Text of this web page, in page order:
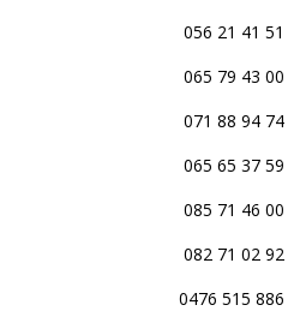
056 21 41 51
065 79 43 00
071 88 94 74
065 65 37 59
085 71 46 00
082 71 02 92
0476 515 886